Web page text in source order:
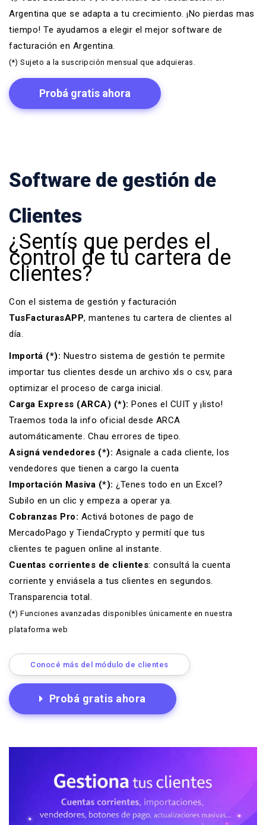
Argentina que se adapta a tu crecimiento. ¡No pierdas mas
tiempo! Te ayudamos a elegir el mejor software de
facturación en Argentina.
(*) Sujeto a la suscripción mensual que adquieras.
Probá gratis ahora
Software de gestión de
Clientes
¿Sentís que perdes el
control de tu cartera de
clientes?
Con el sistema de gestión y facturación
TusFacturasAPP, mantenes tu cartera de clientes al
día.
Importá (*): Nuestro sistema de gestión te permite
importar tus clientes desde un archivo xls o csv, para
optimizar el proceso de carga inicial.
Carga Express (ARCA) (*): Pones el CUIT y ¡listo!
Traemos toda la info oficial desde ARCA
automáticamente. Chau errores de tipeo.
Asigná vendedores (*): Asignale a cada cliente, los
vendedores que tienen a cargo la cuenta
Importación Masiva (*): ¿Tenes todo en un Excel?
Subilo en un clic y empeza a operar ya.
Cobranzas Pro: Activá botones de pago de
MercadoPago y TiendaCrypto y permití que tus
clientes te paguen online al instante.
Cuentas corrientes de clientes: consultá la cuenta
corriente y enviásela a tus clientes en segundos.
Transparencia total.
(*) Funciones avanzadas disponibles únicamente en nuestra
plataforma web
Conocé más del módulo de clientes
Probá gratis ahora